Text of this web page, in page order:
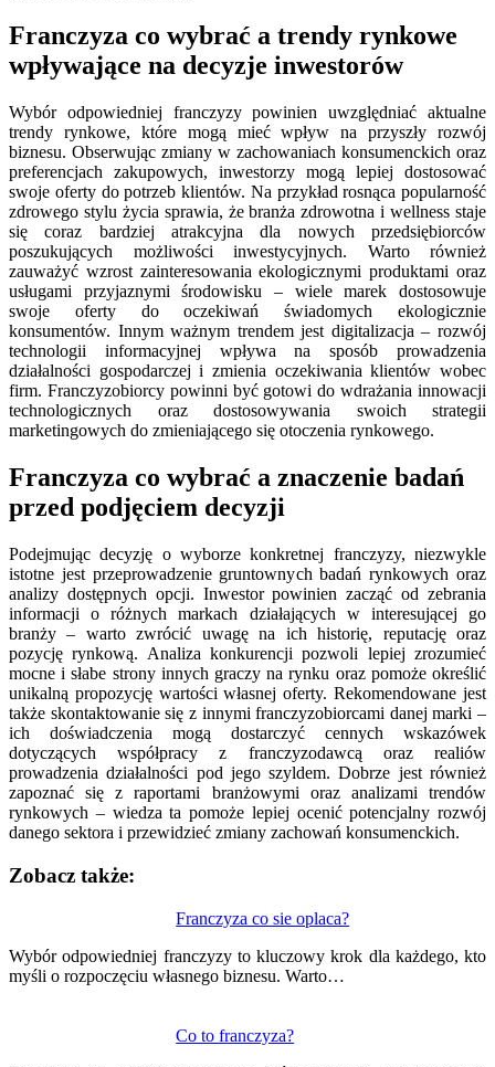
Franczyza co wybrać a trendy rynkowe
wpływające na decyzje inwestorów
Wybór odpowiedniej franczyzy powinien uwzględniać aktualne
trendy rynkowe, które mogą mieć wpływ na przyszły rozwój
biznesu. Obserwując zmiany w zachowaniach konsumenckich oraz
preferencjach zakupowych, inwestorzy mogą lepiej dostosować
swoje oferty do potrzeb klientów. Na przykład rosnąca popularność
zdrowego stylu życia sprawia, że branża zdrowotna i wellness staje
się coraz bardziej atrakcyjna dla nowych przedsiębiorców
poszukujących możliwości inwestycyjnych. Warto również
zauważyć wzrost zainteresowania ekologicznymi produktami oraz
usługami przyjaznymi środowisku – wiele marek dostosowuje
swoje oferty do oczekiwań świadomych ekologicznie
konsumentów. Innym ważnym trendem jest digitalizacja – rozwój
technologii informacyjnej wpływa na sposób prowadzenia
działalności gospodarczej i zmienia oczekiwania klientów wobec
firm. Franczyzobiorcy powinni być gotowi do wdrażania innowacji
technologicznych oraz dostosowywania swoich strategii
marketingowych do zmieniającego się otoczenia rynkowego.
Franczyza co wybrać a znaczenie badań
przed podjęciem decyzji
Podejmując decyzję o wyborze konkretnej franczyzy, niezwykle
istotne jest przeprowadzenie gruntownych badań rynkowych oraz
analizy dostępnych opcji. Inwestor powinien zacząć od zebrania
informacji o różnych markach działających w interesującej go
branży – warto zwrócić uwagę na ich historię, reputację oraz
pozycję rynkową. Analiza konkurencji pozwoli lepiej zrozumieć
mocne i słabe strony innych graczy na rynku oraz pomoże określić
unikalną propozycję wartości własnej oferty. Rekomendowane jest
także skontaktowanie się z innymi franczyzobiorcami danej marki –
ich doświadczenia mogą dostarczyć cennych wskazówek
dotyczących współpracy z franczyzodawcą oraz realiów
prowadzenia działalności pod jego szyldem. Dobrze jest również
zapoznać się z raportami branżowymi oraz analizami trendów
rynkowych – wiedza ta pomoże lepiej ocenić potencjalny rozwój
danego sektora i przewidzieć zmiany zachowań konsumenckich.
Zobacz także:
Franczyza co sie oplaca?
Wybór odpowiedniej franczyzy to kluczowy krok dla każdego, kto
myśli o rozpoczęciu własnego biznesu. Warto…
Co to franczyza?
wpisu